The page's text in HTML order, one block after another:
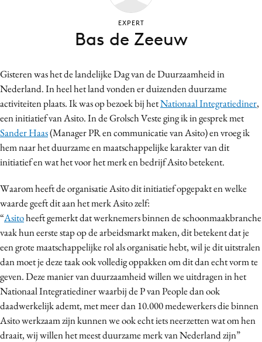
Craft
Customer Experience
Data & Insights
Design
Digital transformation
Diversiteit
Effectiviteit
Gedragsverandering
Influencer marketing
Interne communicatie
Martech
Media
Merkstrategie
PR
Programmatic
Gisteren was het de landelijke Dag van de Duurzaamheid in
Nederland. In heel het land vonden er duizenden duurzame
activiteiten plaats. Ik was op bezoek bij hetNationaal Integratiediner,
een initiatief van Asito. In de Grolsch Veste ging ik in gesprek met
Sander Haas(Manager PR en communicatie van Asito) en vroeg ik
hem naar het duurzame en maatschappelijke karakter van dit
initiatief en wat het voor het merk en bedrijf Asito betekent.
Waarom heeft de organisatie Asito dit initiatief opgepakt en welke
waarde geeft dit aan het merk Asito zelf:
“Asitoheeft gemerkt dat werknemers binnen de schoonmaakbranche
vaak hun eerste stap op de arbeidsmarkt maken, dit betekent dat je
een grote maatschappelijke rol als organisatie hebt, wil je dit uitstralen
dan moet je deze taak ook volledig oppakken om dit dan echt vorm te
geven. Deze manier van duurzaamheid willen we uitdragen in het
Nationaal Integratiediner waarbij de P van People dan ook
daadwerkelijk ademt, met meer dan 10.000 medewerkers die binnen
Asito werkzaam zijn kunnen we ook echt iets neerzetten wat om hen
draait, wij willen het meest duurzame merk van Nederland zijn”
EXPERT
Bas de Zeeuw